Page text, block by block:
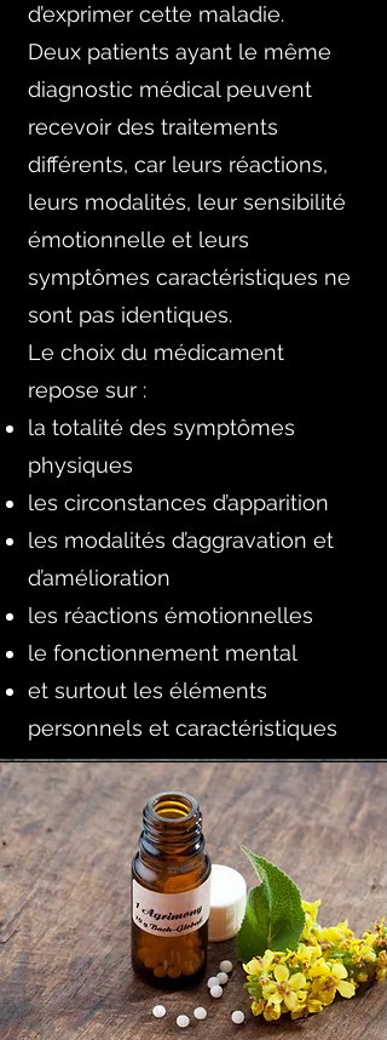
d’exprimer cette maladie.
Deux patients ayant le même
diagnostic médical peuvent
recevoir des traitements
différents, car leurs réactions,
leurs modalités, leur sensibilité
émotionnelle et leurs
symptômes caractéristiques ne
sont pas identiques.
Le choix du médicament
repose sur :
la totalité des symptômes
physiques
les circonstances d’apparition
les modalités d’aggravation et
d’amélioration
les réactions émotionnelles
le fonctionnement mental
et surtout les éléments
personnels et caractéristiques